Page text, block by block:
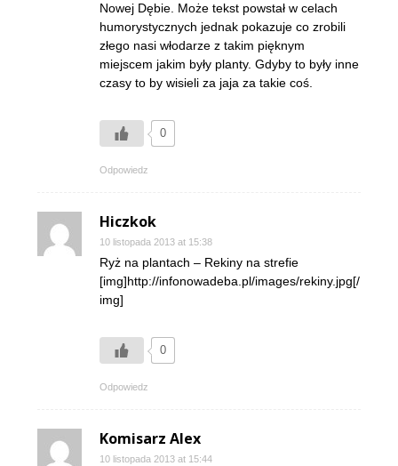
Nowej Dębie. Może tekst powstał w celach
humorystycznych jednak pokazuje co zrobili
złego nasi włodarze z takim pięknym
miejscem jakim były planty. Gdyby to były inne
czasy to by wisieli za jaja za takie coś.
0
Odpowiedz
Hiczkok
10 listopada 2013 at 15:38
Ryż na plantach – Rekiny na strefie
[img]http://infonowadeba.pl/images/rekiny.jpg[/
img]
0
Odpowiedz
Komisarz Alex
10 listopada 2013 at 15:44